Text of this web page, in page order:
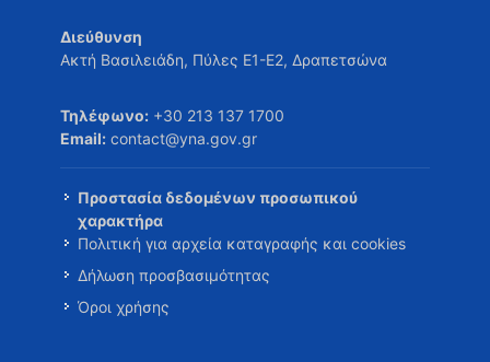
Διεύθυνση
Ακτή Βασιλειάδη, Πύλες Ε1-Ε2, Δραπετσώνα
Τηλέφωνο: +30 213 137 1700
Email: contact@yna.gov.gr
Προστασία δεδομένων προσωπικού
χαρακτήρα
Πολιτική για αρχεία καταγραφής και cookies
Δήλωση προσβασιμότητας
Όροι χρήσης